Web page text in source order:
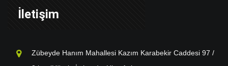
İletişim
Zübeyde Hanım Mahallesi Kazım Karabekir Caddesi 97 /